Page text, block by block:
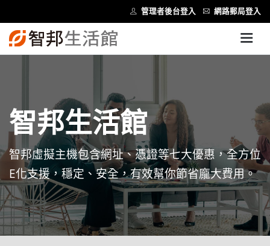
管理者後台登入 網路郵局登入
智邦生活館
智邦虛擬主機包含網址、憑證等七大優惠，全方位
E化支援，穩定、安全，有效幫你節省龐大費用。